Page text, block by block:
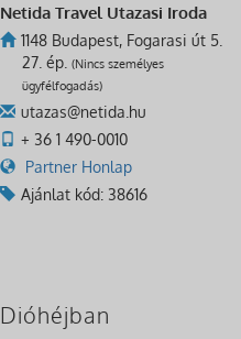
Netida Travel Utazasi Iroda
1148 Budapest, Fogarasi út 5.
27. ép. (Nincs személyes
ügyfélfogadás)
utazas@netida.hu
+ 36 1 490-0010
Partner Honlap
Ajánlat kód: 38616
Dióhéjban